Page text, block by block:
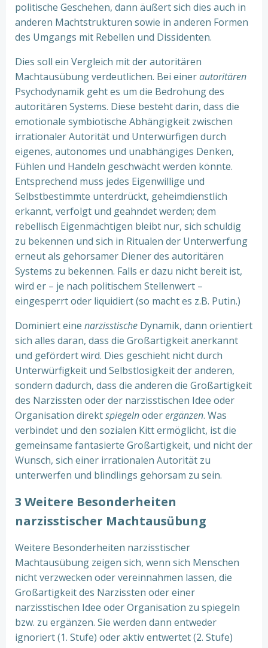
politische Geschehen, dann äußert sich dies auch in
anderen Machtstrukturen sowie in anderen Formen
des Umgangs mit Rebellen und Dissidenten.
Dies soll ein Vergleich mit der autoritären
Machtausübung verdeutlichen. Bei einerautoritären
Psychodynamik geht es um die Bedrohung des
autoritären Systems. Diese besteht darin, dass die
emotionale symbiotische Abhängigkeit zwischen
irrationaler Autorität und Unterwürfigen durch
eigenes, autonomes und unabhängiges Denken,
Fühlen und Handeln geschwächt werden könnte.
Entsprechend muss jedes Eigenwillige und
Selbstbestimmte unterdrückt, geheimdienstlich
erkannt, verfolgt und geahndet werden; dem
rebellisch Eigenmächtigen bleibt nur, sich schuldig
zu bekennen und sich in Ritualen der Unterwerfung
erneut als gehorsamer Diener des autoritären
Systems zu bekennen. Falls er dazu nicht bereit ist,
wird er – je nach politischem Stellenwert –
eingesperrt oder liquidiert (so macht es z.B. Putin.)
Dominiert eine narzisstische Dynamik, dann orientiert
sich alles daran, dass die Großartigkeit anerkannt
und gefördert wird. Dies geschieht nicht durch
Unterwürfigkeit und Selbstlosigkeit der anderen,
sondern dadurch, dass die anderen die Großartigkeit
des Narzissten oder der narzisstischen Idee oder
Organisation direktspiegelnoderergänzen. Was
verbindet und den sozialen Kitt ermöglicht, ist die
gemeinsame fantasierte Großartigkeit, und nicht der
Wunsch, sich einer irrationalen Autorität zu
unterwerfen und blindlings gehorsam zu sein.
3 Weitere Besonderheiten
narzisstischer Machtausübung
Weitere Besonderheiten narzisstischer
Machtausübung zeigen sich, wenn sich Menschen
nicht verzwecken oder vereinnahmen lassen, die
Großartigkeit des Narzissten oder einer
narzisstischen Idee oder Organisation zu spiegeln
bzw. zu ergänzen. Sie werden dann entweder
ignoriert (1. Stufe) oder aktiv entwertet (2. Stufe)